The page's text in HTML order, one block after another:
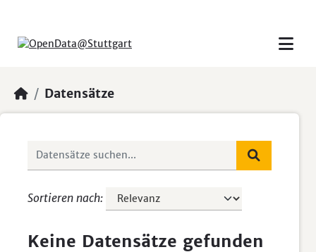
Datensätze
Sortieren nach
Keine Datensätze gefunden